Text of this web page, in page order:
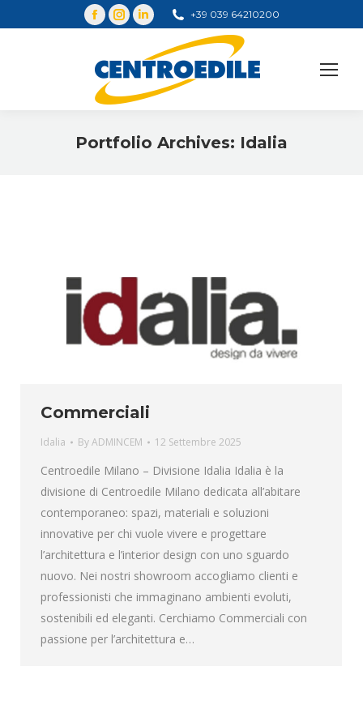
+39 039 64210200
Portfolio Archives: Idalia
Commerciali
Idalia ByADMINCEM 12 Settembre 2025
Centroedile Milano – Divisione Idalia Idalia è la
divisione di Centroedile Milano dedicata all’abitare
contemporaneo: spazi, materiali e soluzioni
innovative per chi vuole vivere e progettare
l’architettura e l’interior design con uno sguardo
nuovo. Nei nostri showroom accogliamo clienti e
professionisti che immaginano ambienti evoluti,
sostenibili ed eleganti. Cerchiamo Commerciali con
passione per l’architettura e…